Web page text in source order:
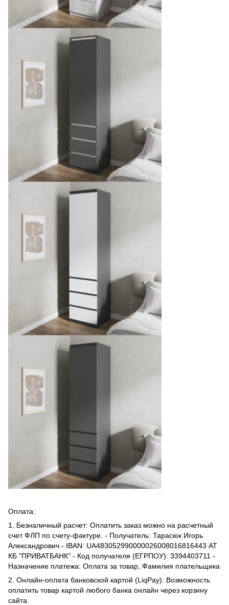
Оплата:
1. Безналичный расчет: Оплатить заказ можно на расчетный
счет ФЛП по счету-фактуре. - Получатель: Тарасюк Игорь
Александрович - IBAN: UA483052990000026008016816443 АТ
КБ "ПРИВАТБАНК" - Код получателя (ЕГРПОУ): 3394403711 -
Назначение платежа: Оплата за товар, Фамилия плательщика
2. Онлайн-оплата банковской картой (LiqPay): Возможность
оплатить товар картой любого банка онлайн через корзину
сайта.